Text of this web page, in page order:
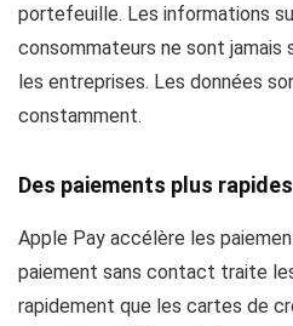
portefeuille. Les informations
consommateurs ne sont
les entreprises. Les données
constamment.
Des paiements plus rapides
Apple Pay accélère les
paiement sans contact traite
rapidement que les cartes de